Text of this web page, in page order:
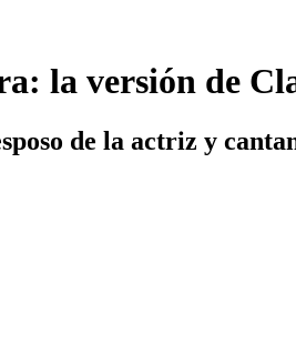
la versión de
de la actriz y